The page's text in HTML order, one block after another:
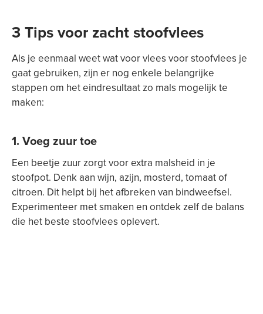
3 Tips voor zacht stoofvlees
Als je eenmaal weet wat voor vlees voor stoofvlees je
gaat gebruiken, zijn er nog enkele belangrijke
stappen om het eindresultaat zo mals mogelijk te
maken:
1. Voeg zuur toe
Een beetje zuur zorgt voor extra malsheid in je
stoofpot. Denk aan wijn, azijn, mosterd, tomaat of
citroen. Dit helpt bij het afbreken van bindweefsel.
Experimenteer met smaken en ontdek zelf de balans
die het beste stoofvlees oplevert.